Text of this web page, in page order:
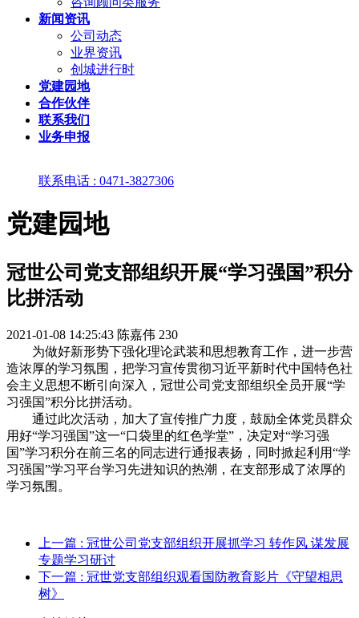
新闻资讯
公司动态
业界资讯
创城进行时
党建园地
合作伙伴
联系我们
业务申报
联系电话 : 0471-3827306
党建园地
冠世公司党支部组织开展“学习强国”积分
比拼活动
2021-01-08 14:25:43 陈嘉伟 230
为做好新形势下强化理论武装和思想教育工作，进一步营
造浓厚的学习氛围，把学习宣传贯彻习近平新时代中国特色社
会主义思想不断引向深入，冠世公司党支部组织全员开展“学
习强国”积分比拼活动。
通过此次活动，加大了宣传推广力度，鼓励全体党员群众
用好“学习强国”这一“口袋里的红色学堂”，决定对“学习强
国”学习积分在前三名的同志进行通报表扬，同时掀起利用“学
习强国”学习平台学习先进知识的热潮，在支部形成了浓厚的
学习氛围。
上一篇 : 冠世公司党支部组织开展抓学习 转作风 谋发展
专题学习研讨
下一篇 : 冠世党支部组织观看国防教育影片《守望相思
树》